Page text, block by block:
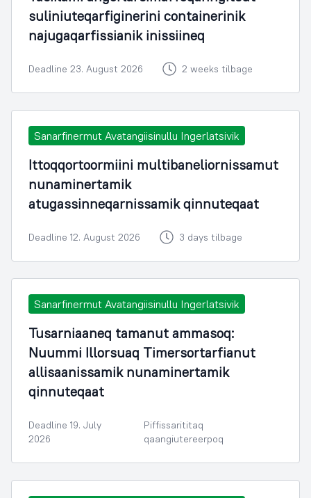
suliniuteqarfiginerini containerinik
najugaqarfissianik inissiineq
Deadline 23. August 2026 2 weeks tilbage
Sanarfinermut Avatangiisinullu Ingerlatsivik
Ittoqqortoormiini multibaneliornissamut
nunaminertamik
atugassinneqarnissamik qinnuteqaat
Deadline 12. August 2026 3 days tilbage
Sanarfinermut Avatangiisinullu Ingerlatsivik
Tusarniaaneq tamanut ammasoq:
Nuummi Illorsuaq Timersortarfianut
allisaanissamik nunaminertamik
qinnuteqaat
Deadline 19. July
2026
Piffissarititaq
qaangiutereerpoq